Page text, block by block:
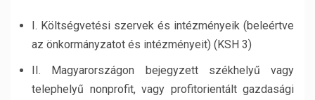
I. Költségvetési szervek és intézményeik (beleértve
az önkormányzatot és intézményeit) (KSH 3)
II. Magyarországon bejegyzett székhelyű vagy
telephelyű nonprofit, vagy profitorientált gazdasági